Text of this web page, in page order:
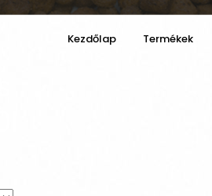
Kezdőlap Termékek